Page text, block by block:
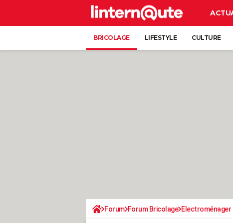
BRICOLAGE LIFESTYLE CULTURE
Forum Forum Bricolage Electroménager